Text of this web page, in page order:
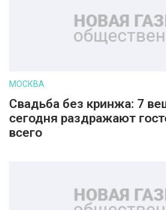
МОСКВА
Свадьба без кринжа: 7
сегодня раздражают
всего